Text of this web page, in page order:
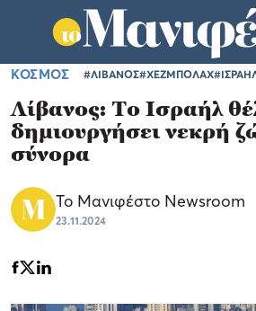
ΚΟΣΜΟΣ #ΛΙΒΑΝΟΣ#ΧΕΖΜΠΟΛΑΧ
Λίβανος: Το Ισραήλ
δημιουργήσει νεκρή
σύνορα
Το Μανιφέστο Newsroom
23.11.2024